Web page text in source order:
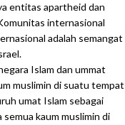
entitas apartheid dan
internasional
adalah semangat
Islam dan ummat
muslimin di suatu tempat
umat Islam sebagai
kaum muslimin di